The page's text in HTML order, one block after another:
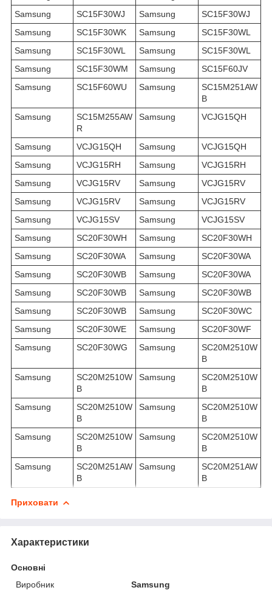
Samsung
SC15F30WJ Samsung
SC15F30WJ
Samsung
SC15F30WK Samsung
SC15F30WL
Samsung
SC15F30WL Samsung
SC15F30WL
Samsung
SC15F30WM Samsung
SC15F60JV
Samsung
SC15F60WU Samsung
SC15M251AW
B
Samsung
SC15M255AW
R
Samsung VCJG15QH
Samsung VCJG15QH Samsung
VCJG15QH
Samsung
VCJG15RH Samsung
VCJG15RH
Samsung
VCJG15RV Samsung
VCJG15RV
Samsung
VCJG15RV Samsung
VCJG15RV
Samsung
VCJG15SV Samsung
VCJG15SV
Samsung
SC20F30WH Samsung
SC20F30WH
Samsung
SC20F30WA Samsung
SC20F30WA
Samsung
SC20F30WB Samsung
SC20F30WA
Samsung
SC20F30WB Samsung
SC20F30WB
Samsung
SC20F30WB Samsung
SC20F30WC
Samsung
SC20F30WE Samsung
SC20F30WF
Samsung
SC20F30WG Samsung
SC20M2510W
B
Samsung
SC20M2510W
B
Samsung
SC20M2510W
B
Samsung
SC20M2510W
B
Samsung
SC20M2510W
B
Samsung
SC20M2510W
B
Samsung
SC20M2510W
B
Samsung
SC20M251AW
B
Samsung
SC20M251AW
B
Приховати
Характеристики
Основні
Виробник
Samsung